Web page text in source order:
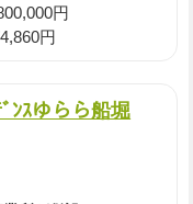
円
円
ﾞﾝｽゆらら船堀